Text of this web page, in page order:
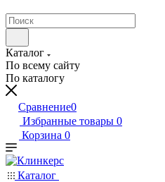
Каталог
По всему сайту
По каталогу
Сравнение0
Избранные товары 0
Корзина 0
Каталог